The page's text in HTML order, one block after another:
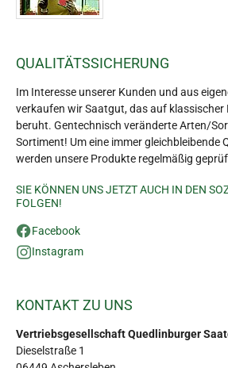
QUALITÄTSSICHERUNG
Im Interesse unserer Kunden und aus
verkaufen wir Saatgut, das auf
beruht. Gentechnisch veränderte Arten/
Sortiment! Um eine immer gleichbleibende
werden unsere Produkte regelmäßig
SIE KÖNNEN UNS JETZT AUCH IN DEN
FOLGEN!
Facebook
Instagram
KONTAKT ZU UNS
Vertriebsgesellschaft Quedlinburger
Dieselstraße 1